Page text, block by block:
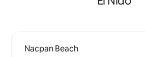
Nacpan Beach